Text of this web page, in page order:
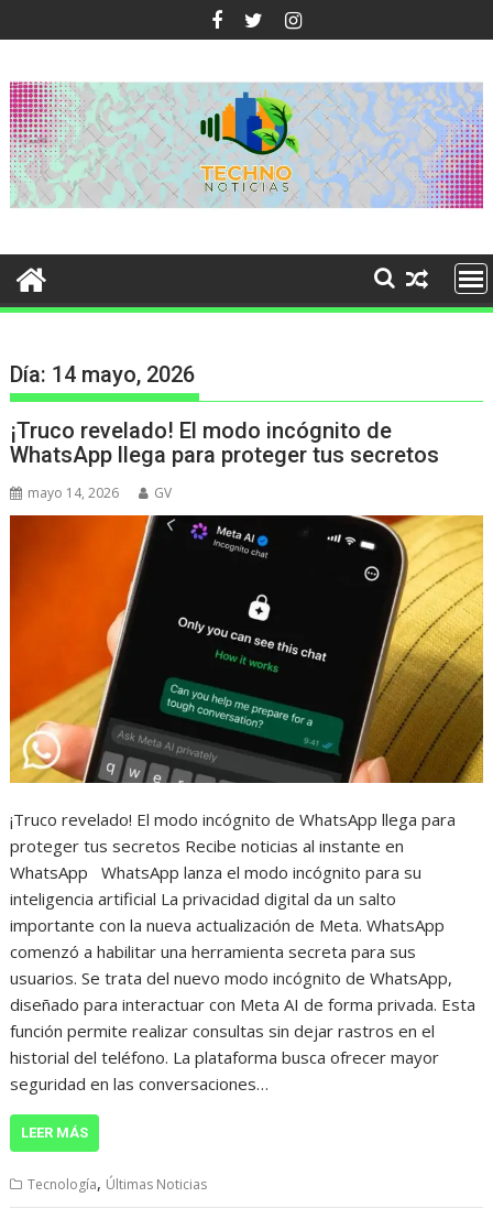
al
Día: 14 mayo, 2026
¡Truco revelado! El modo incógnito de
WhatsApp llega para proteger tus secretos
mayo 14, 2026 GV
¡Truco revelado! El modo incógnito de WhatsApp llega para
proteger tus secretos Recibe noticias al instante en
WhatsApp WhatsApp lanza el modo incógnito para su
inteligencia artificial La privacidad digital da un salto
importante con la nueva actualización de Meta. WhatsApp
comenzó a habilitar una herramienta secreta para sus
usuarios. Se trata del nuevo modo incógnito de WhatsApp,
diseñado para interactuar con Meta AI de forma privada. Esta
función permite realizar consultas sin dejar rastros en el
historial del teléfono. La plataforma busca ofrecer mayor
seguridad en las conversaciones…
LEER MÁS
Tecnología, Últimas Noticias